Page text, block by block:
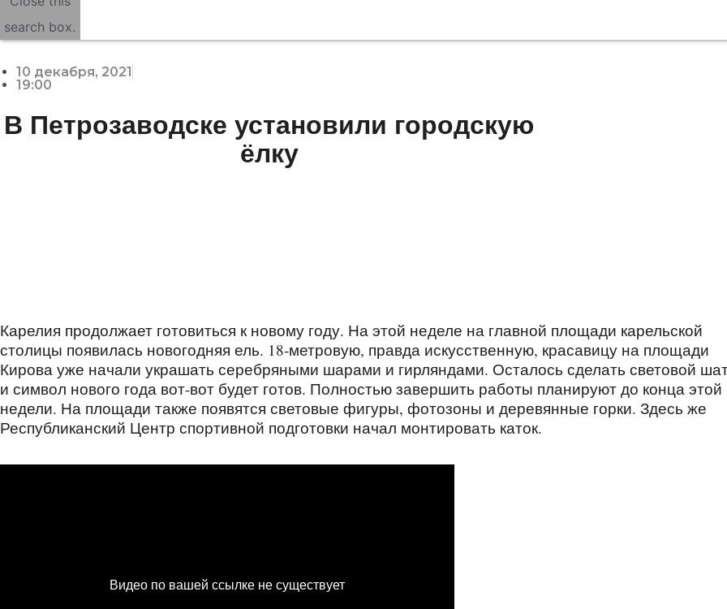
search box.
10 декабря, 2021
19:00
В Петрозаводске установили городскую
ёлку
Карелия продолжает готовиться к новому году. На этой неделе на главной площади карельской
столицы появилась новогодняя ель. 18-метровую, правда искусственную, красавицу на площади
Кирова уже начали украшать серебряными шарами и гирляндами. Осталось сделать световой
и символ нового года вот-вот будет готов. Полностью завершить работы планируют до конца этой
недели. На площади также появятся световые фигуры, фотозоны и деревянные горки. Здесь же
Республиканский Центр спортивной подготовки начал монтировать каток.